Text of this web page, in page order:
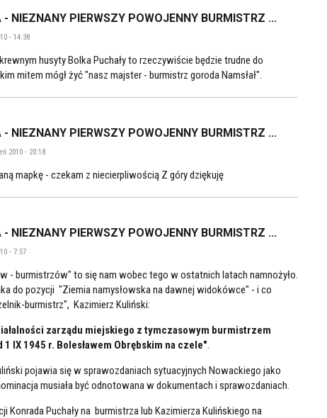
NIEZNANY PIERWSZY POWOJENNY BURMISTRZ ...
- 14:38
husyty Bolka Puchały to rzeczywiście będzie trudne do
mitem mógł żyć "nasz majster - burmistrz goroda Namsłał".
NIEZNANY PIERWSZY POWOJENNY BURMISTRZ ...
2010 - 20:18
mapkę - czekam z niecierpliwością Z góry dziękuję
NIEZNANY PIERWSZY POWOJENNY BURMISTRZ ...
- 7:57
- burmistrzów" to się nam wobec tego w ostatnich latach namnożyło.
do pozycji "Ziemia namysłowska na dawnej widokówce" - i co
burmistrz", Kazimierz Kuliński:
zarządu miejskiego z tymczasowym burmistrzem
IX 1945 r. Bolesławem Obrębskim na czele".
pojawia się w sprawozdaniach sytuacyjnych Nowackiego jako
musiała być odnotowana w dokumentach i sprawozdaniach.
Konrada Puchały na burmistrza lub Kazimierza Kulińskiego na